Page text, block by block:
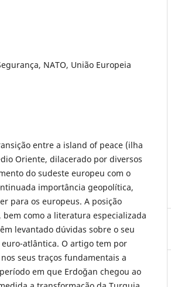
NATO, União Europeia
entre a island of peace (ilha
Oriente, dilacerado por diversos
do sudeste europeu com o
importância geopolítica,
para os europeus. A posição
como a literatura especializada
levantado dúvidas sobre o seu
atlântica. O artigo tem por
seus traços fundamentais a
em que Erdoğan chegou ao